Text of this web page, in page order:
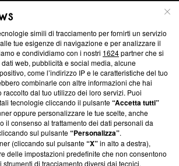
informazioni trasparenti su Blasting
editoriali e su come ci impegniamo a
Inoltre, afferma la nostra aderenza a
with Integrity’Blasting News non è
programma, ma ha richiesto di farne
non ha ancora effettuato una verifica di
simili di tracciamento per fornirti un servizio
tue esigenze di navigazione e per analizzare il
e condividiamo con i nostri 1624partner che si
web, pubblicità e social media, alcune
come l’indirizzo IP e le caratteristiche del tuo
combinarle con altre informazioni che hai
raccolto dal tuo utilizzo dei loro servizi. Puoi
tecnologie cliccando il pulsante“Accetta tutti”
oppure personalizzare le tue scelte, anche
il consenso al trattamento dei dati personali da
sul pulsante“Personalizza”.
(cliccando sul pulsante“X”in alto a destra),
delle impostazioni predefinite che non consentono
strumenti di tracciamento diversi dai tecnici.